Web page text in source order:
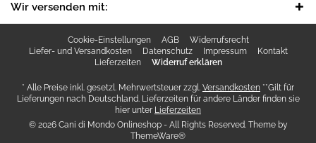
Wir versenden mit:
Cookie-Einstellungen AGB
Widerrufsrecht
Liefer- und Versandkosten
Datenschutz Impressum
Kontakt
Lieferzeiten
Widerruf erklären
* Alle Preise inkl. gesetzl. Mehrwertsteuer zzgl. Versandkosten **Gilt für
Lieferungen nach Deutschland. Lieferzeiten für andere Länder finden sie
hier unter Lieferzeiten
© 2026 Cani di Mondo Onlineshop - All Rights Reserved. Theme by
ThemeWare®